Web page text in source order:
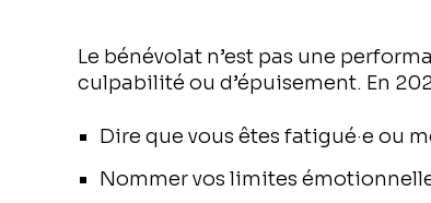
Le bénévolat n’est pas une
culpabilité ou d’épuisement. En
Dire que vous êtes fatigué·e ou
Nommer vos limites